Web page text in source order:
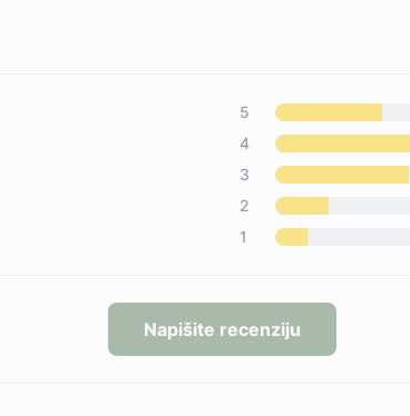
5
4
3
2
1
Napišite recenziju